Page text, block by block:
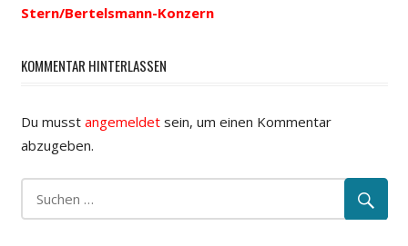
Stern/Bertelsmann-Konzern
KOMMENTAR HINTERLASSEN
Du musst angemeldetsein, um einen Kommentar
abzugeben.